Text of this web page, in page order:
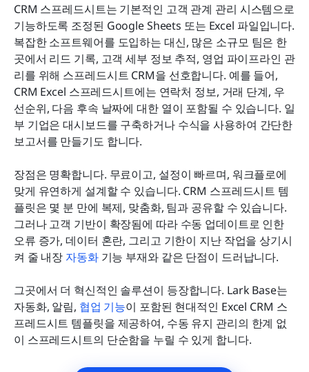
CRM 스프레드시트는 기본적인 고객 관계 관리 시스템으로
기능하도록 조정된 Google Sheets 또는 Excel 파일입니다.
복잡한 소프트웨어를 도입하는 대신, 많은 소규모 팀은 한
곳에서 리드 기록, 고객 세부 정보 추적, 영업 파이프라인 관
리를 위해 스프레드시트 CRM을 선호합니다. 예를 들어,
CRM Excel 스프레드시트에는 연락처 정보, 거래 단계, 우
선순위, 다음 후속 날짜에 대한 열이 포함될 수 있습니다. 일
부 기업은 대시보드를 구축하거나 수식을 사용하여 간단한
보고서를 만들기도 합니다.
장점은 명확합니다. 무료이고, 설정이 빠르며, 워크플로에
맞게 유연하게 설계할 수 있습니다. CRM 스프레드시트 템
플릿은 몇 분 만에 복제, 맞춤화, 팀과 공유할 수 있습니다.
그러나 고객 기반이 확장됨에 따라 수동 업데이트로 인한
오류 증가, 데이터 혼란, 그리고 기한이 지난 작업을 상기시
켜 줄 내장 자동화 기능 부재와 같은 단점이 드러납니다.
그곳에서 더 혁신적인 솔루션이 등장합니다. Lark Base는
자동화, 알림, 협업 기능이 포함된 현대적인 Excel CRM 스
프레드시트 템플릿을 제공하여, 수동 유지 관리의 한계 없
이 스프레드시트의 단순함을 누릴 수 있게 합니다.